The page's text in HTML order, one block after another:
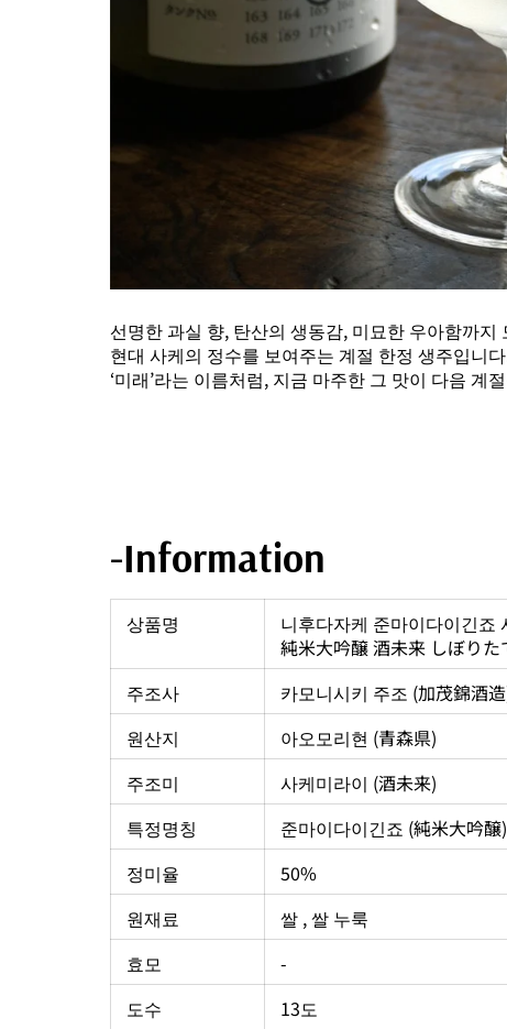
선명한 과실 향, 탄산의 생동감, 미묘한 우아함까지
현대 사케의 정수를 보여주는 계절 한정 생주입니
‘미래’라는 이름처럼, 지금 마주한 그 맛이 다음 계
-Information
상품명
니후다자케 준마이다이긴죠
純米大吟醸 酒未来 しぼりた
주조사
카모니시키 주조 (加茂錦酒
원산지
아오모리현 (青森県)
주조미
사케미라이 (酒未来)
특정명칭
준마이다이긴죠 (純米大吟醸)
정미율
50%
원재료
쌀 , 쌀 누룩
효모
-
도수
13도